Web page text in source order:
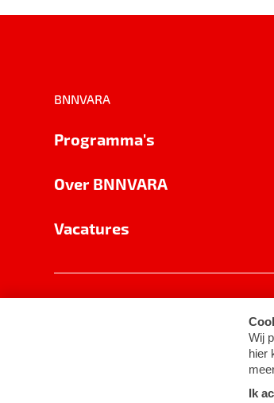
BNNVARA
Programma's
Over BNNVARA
Vacatures
Cookie-instellingen